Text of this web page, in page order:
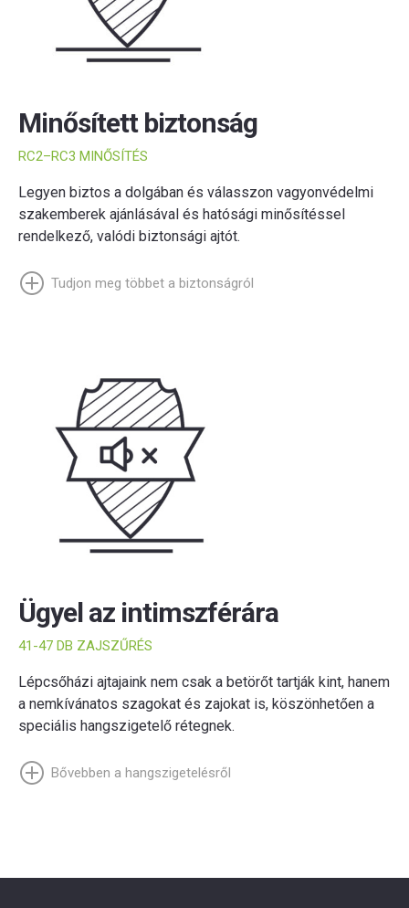
Minősített biztonság
RC2–RC3 MINŐSÍTÉS
Legyen biztos a dolgában és válasszon vagyonvédelmi
szakemberek ajánlásával és hatósági minősítéssel
rendelkező, valódi biztonsági ajtót.
Tudjon meg többet a biztonságról
Ügyel az intimszférára
41-47 DB ZAJSZŰRÉS
Lépcsőházi ajtajaink nem csak a betörőt tartják kint, hanem
a nemkívánatos szagokat és zajokat is, köszönhetően a
speciális hangszigetelő rétegnek.
Bővebben a hangszigetelésről